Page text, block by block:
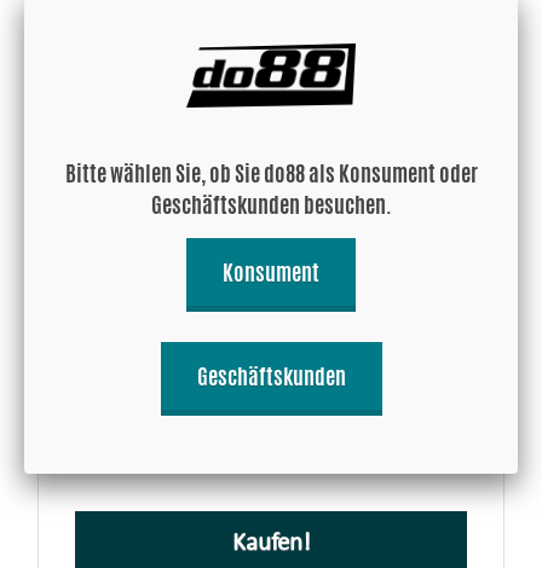
Gerade Kupplung 5mm 1/4"-19 BSP
Kaufen!
Bitte wählen Sie, ob Sie do88 als Konsument oder
Geschäftskunden besuchen.
Konsument
Geschäftskunden